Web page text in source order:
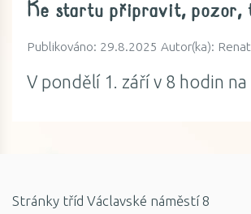
Ke startu připravit, pozor,
Publikováno: 29.8.2025 Autor(ka):
V pondělí 1. září v 8 hodin
Stránky tříd Václavské náměstí 8